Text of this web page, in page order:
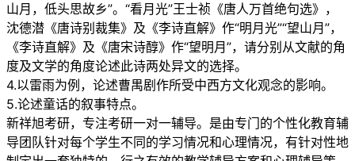
山月，低头思故乡”。“看月光”王士祯《唐人万首绝句选》，
沈德潜《唐诗别裁集》及《李诗直解》作“明月光”“望山月”，
《李诗直解》及《唐宋诗醇》作“望明月”，请分别从文献的角
度及文学的角度论述此诗两处异文的选择。
4.以雷雨为例，论述曹禺剧作所受中西方文化观念的影响。
5.论述童话的叙事特点。
新祥旭考研，专注考研一对一辅导。是由专门的个性化教育辅
导团队针对每个学生不同的学习情况和心理情况，有针对性地